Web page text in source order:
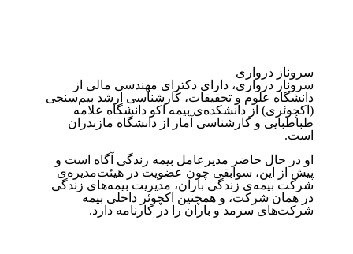
سروناز درواری
سروناز درواری، دارای دکترای مهندسی مالی از
دانشگاه علوم و تحقیقات، کارشناسی ارشد بیم‌سنجی
(اکچوئری) از دانشکده‌ی بیمه اکو دانشگاه علامه
طباطبایی و کارشناسی آمار از دانشگاه مازندران
است.
او در حال حاضر مدیرعامل بیمه زندگی آگاه است و
پیش از این، سوابقی چون عضویت در هیئت‌مدیره‌ی
شرکت بیمه‌ی زندگی باران، مدیریت بیمه‌های زندگی
در همان شرکت، و همچنین اکچوئر داخلی بیمه
شرکت‌های سرمد و باران را در کارنامه دارد.